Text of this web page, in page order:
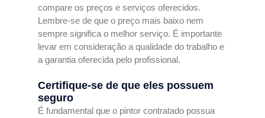
compare os preços e serviços oferecidos.
Lembre-se de que o preço mais baixo nem
sempre significa o melhor serviço. É importante
levar em consideração a qualidade do trabalho e
a garantia oferecida pelo profissional.
Certifique-se de que eles possuem
seguro
É fundamental que o pintor contratado possua